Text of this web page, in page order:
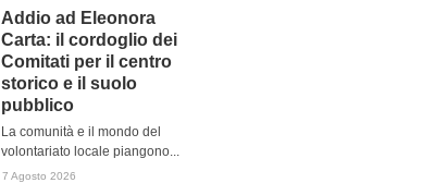
Addio ad Eleonora
Carta: il cordoglio dei
Comitati per il centro
storico e il suolo
pubblico
La comunità e il mondo del
volontariato locale piangono...
7 Agosto 2026